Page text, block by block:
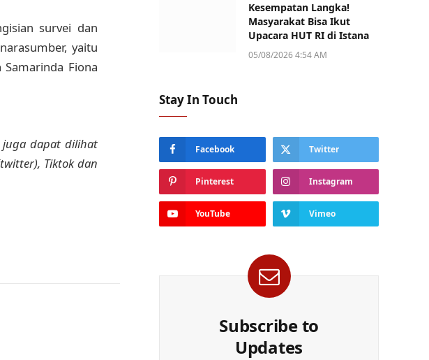
survei dan
yaitu
Samarinda Fiona
dapat dilihat
Tiktok dan
Kesempatan Langka!
Masyarakat Bisa Ikut
Upacara HUT RI di Istana
05/08/2026 4:54 AM
Stay In Touch
Facebook Twitter
Pinterest Instagram
YouTube Vimeo
Subscribe to
Updates